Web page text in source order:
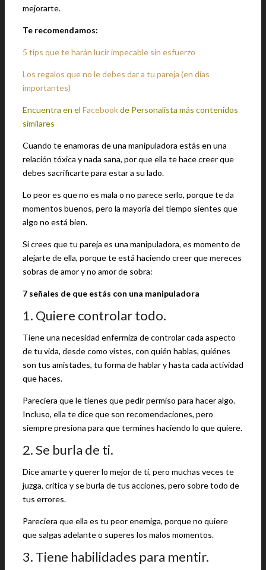
mejorarte.
Te recomendamos:
5 tips que te harán lucir impecable sin esfuerzo
Los regalos que no le debes dar a tu pareja (en días
importantes)
Encuentra en el Facebookde Personalista más contenidos
similares
Cuando te enamoras de una manipuladora estás en una
relación tóxica y nada sana, por que ella te hace creer que
debes sacrificarte para estar a su lado.
Lo peor es que no es mala o no parece serlo, porque te da
momentos buenos, pero la mayoría del tiempo sientes que
algo no está bien.
Si crees que tu pareja es una manipuladora, es momento de
alejarte de ella, porque te está haciendo creer que mereces
sobras de amor y no amor de sobra:
7 señales de que estás con una manipuladora
1. Quiere controlar todo.
Tiene una necesidad enfermiza de controlar cada aspecto
de tu vida, desde como vistes, con quién hablas, quiénes
son tus amistades, tu forma de hablar y hasta cada actividad
que haces.
Pareciera que le tienes que pedir permiso para hacer algo.
Incluso, ella te dice que son recomendaciones, pero
siempre presiona para que termines haciendo lo que quiere.
2. Se burla de ti.
Dice amarte y querer lo mejor de ti, pero muchas veces te
juzga, critica y se burla de tus acciones, pero sobre todo de
tus errores.
Pareciera que ella es tu peor enemiga, porque no quiere
que salgas adelante o superes los malos momentos.
3. Tiene habilidades para mentir.